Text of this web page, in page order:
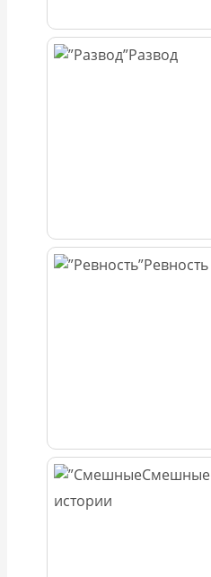
Развод
Ревность
Смешные
истории